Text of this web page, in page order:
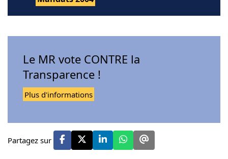
Le MR vote CONTRE la
Transparence !
Plus d'informations
Partagez sur